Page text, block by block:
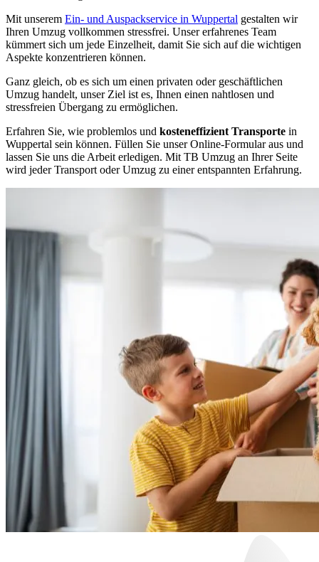
Mit unserem Ein- und Auspackservice in Wuppertal gestalten wir
Ihren Umzug vollkommen stressfrei. Unser erfahrenes Team
kümmert sich um jede Einzelheit, damit Sie sich auf die wichtigen
Aspekte konzentrieren können.
Ganz gleich, ob es sich um einen privaten oder geschäftlichen
Umzug handelt, unser Ziel ist es, Ihnen einen nahtlosen und
stressfreien Übergang zu ermöglichen.
Erfahren Sie, wie problemlos und kosteneffizient Transporte in
Wuppertal sein können. Füllen Sie unser Online-Formular aus und
lassen Sie uns die Arbeit erledigen. Mit TB Umzug an Ihrer Seite
wird jeder Transport oder Umzug zu einer entspannten Erfahrung.